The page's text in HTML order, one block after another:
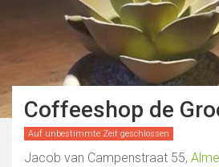
Coffeeshop de
Auf unbestimmte Zeit geschlossen
Jacob van Campenstraat 55,